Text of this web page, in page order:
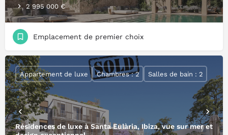
2 995 000 €
Emplacement de premier choix
Résidences de luxe à Santa Eulària, Ibiza, vue sur mer et
Appartement de luxe Chambres : 2 Salles de bain : 2